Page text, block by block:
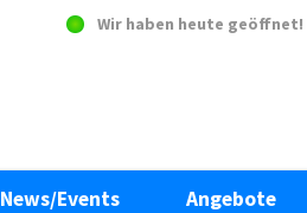
Wir haben heute geöffnet!
News/Events Angebote